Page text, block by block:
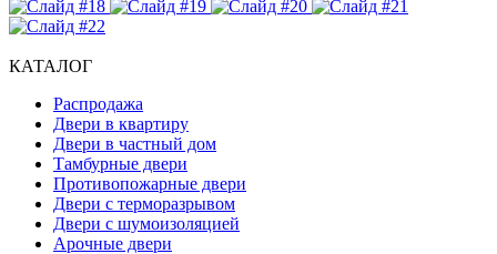
КАТАЛОГ
Распродажа
Двери в квартиру
Двери в частный дом
Тамбурные двери
Противопожарные двери
Двери с терморазрывом
Двери с шумоизоляцией
Арочные двери